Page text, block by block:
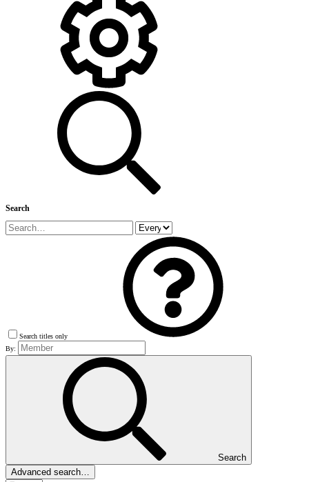
Search
Search titles only
By:
Search
Advanced search…